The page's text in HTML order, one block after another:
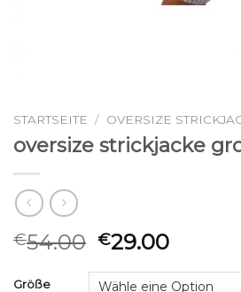
STARTSEITE / OVERSIZE
oversize strickjacke
€54.00 €29.00
Größe